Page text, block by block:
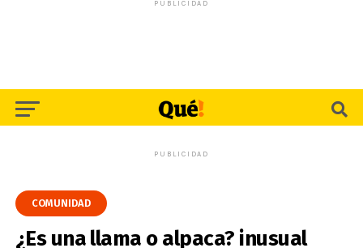
PUBLICIDAD
PUBLICIDAD
COMUNIDAD
¿Es una llama o alpaca? inusual